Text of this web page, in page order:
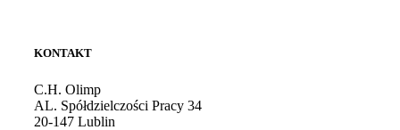
KONTAKT
C.H. Olimp
AL. Spółdzielczości Pracy 34
20-147 Lublin